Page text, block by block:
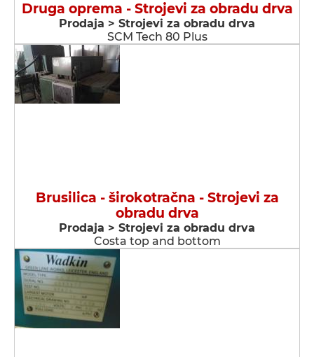
Druga oprema - Strojevi za obradu drva
Prodaja > Strojevi za obradu drva
SCM Tech 80 Plus
Brusilica - širokotračna - Strojevi za
obradu drva
Prodaja > Strojevi za obradu drva
Costa top and bottom